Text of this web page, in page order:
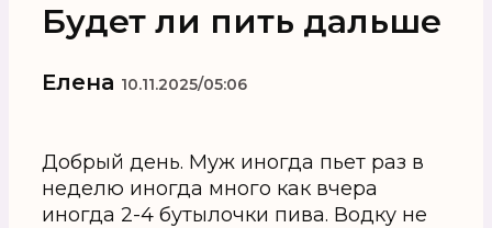
Будет ли пить дальше
Елена 10.11.2025/05:06
Добрый день. Муж иногда пьет раз в
неделю иногда много как вчера
иногда 2-4 бутылочки пива. Водку не